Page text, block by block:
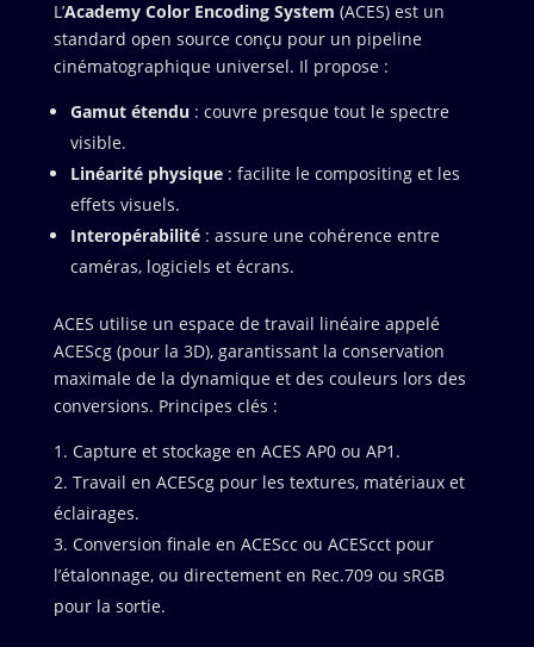
L’Academy Color Encoding System (ACES) est un
standard open source conçu pour un pipeline
cinématographique universel. Il propose :
Gamut étendu: couvre presque tout le spectre
visible.
Linéarité physique: facilite le compositing et les
effets visuels.
Interopérabilité: assure une cohérence entre
caméras, logiciels et écrans.
ACES utilise un espace de travail linéaire appelé
ACEScg (pour la 3D), garantissant la conservation
maximale de la dynamique et des couleurs lors des
conversions. Principes clés :
Capture et stockage en ACES AP0 ou AP1.
Travail en ACEScg pour les textures, matériaux et
éclairages.
Conversion finale en ACEScc ou ACEScct pour
l’étalonnage, ou directement en Rec.709 ou sRGB
pour la sortie.